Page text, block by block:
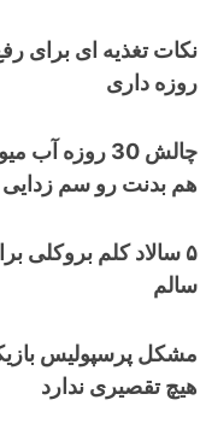
نکات تغذیه ای برای
روزه داری
چالش 30 روزه
هم بدنت رو سم
۵ سالاد کلم بروکلی
سالم
مشکل پرسپولیس
هیچ تقصیری ندارد